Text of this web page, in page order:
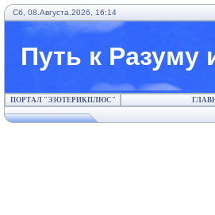
Сб, 08.Августа.2026, 16:14
Путь к Разуму
ПОРТАЛ "ЭЗОТЕРИКПЛЮС"